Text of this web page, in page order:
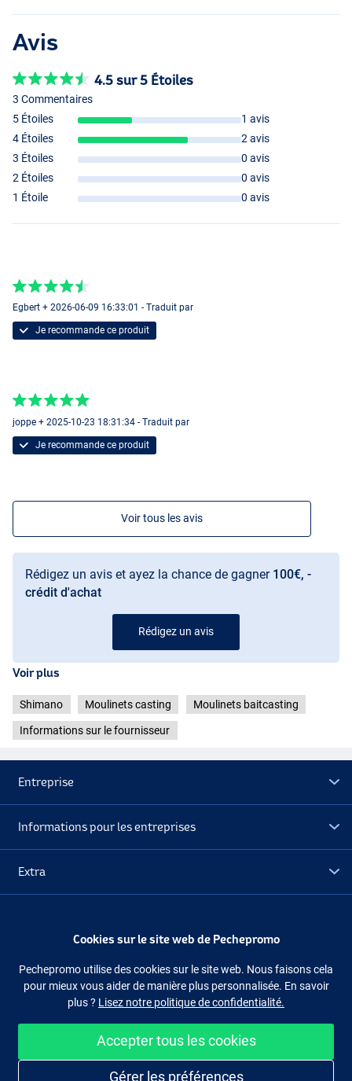
Avis
4.5 sur 5 Étoiles
3 Commentaires
5 Étoiles
1 avis
4 Étoiles
2 avis
3 Étoiles
0 avis
2 Étoiles
0 avis
1 Étoile
0 avis
Egbert + 2026-06-09 16:33:01 - Traduit par
Je recommande ce produit
joppe + 2025-10-23 18:31:34 - Traduit par
Je recommande ce produit
Voir tous les avis
Rédigez un avis et ayez la chance de gagner 100€, -
crédit d'achat
Rédigez un avis
Voir plus
Shimano Moulinets casting Moulinets baitcasting
Informations sur le fournisseur
Entreprise
Informations pour les entreprises
Extra
Suivez-nous Facebook Instagram
Cookies sur le site web de Pechepromo
Pechepromo utilise des cookies sur le site web. Nous faisons cela
pour mieux vous aider de manière plus personnalisée. En savoir
plus ? Lisez notre politique de confidentialité.
Accepter tous les cookies
Gérer les préférences